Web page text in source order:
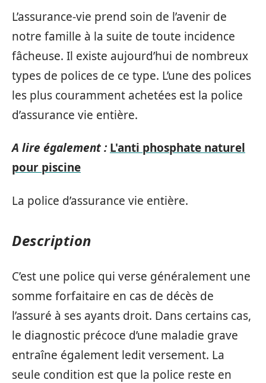
L’assurance-vie prend soin de l’avenir de
notre famille à la suite de toute incidence
fâcheuse. Il existe aujourd’hui de nombreux
types de polices de ce type. L’une des polices
les plus couramment achetées est la police
d’assurance vie entière.
A lire également : L'anti phosphate naturel
pour piscine
La police d’assurance vie entière.
Description
C’est une police qui verse généralement une
somme forfaitaire en cas de décès de
l’assuré à ses ayants droit. Dans certains cas,
le diagnostic précoce d’une maladie grave
entraîne également ledit versement. La
seule condition est que la police reste en